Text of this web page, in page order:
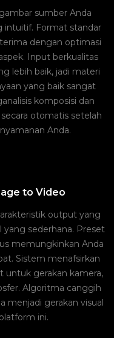
sumber Anda
intuitif. Format standar
dengan optimasi
Input berkualitas
lebih baik, jadi materi
yang baik sangat
komposisi dan
otomatis setelah
Anda.
to Video
output yang
sederhana. Preset
memungkinkan Anda
Sistem menafsirkan
untuk gerakan kamera,
Algoritma canggih
menjadi gerakan visual
ini.